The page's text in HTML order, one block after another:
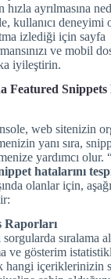
hızla ayrılmasına
kullanıcı deneyimi
izlediği için sayfa
ve mobil
iyileştirin.
Featured Snippets
web sitenizin
yanı sıra,
yardımcı olur.
hatalarını
olanlar için,
Raporları
sıralama
ve gösterim
hangi içeriklerinizin